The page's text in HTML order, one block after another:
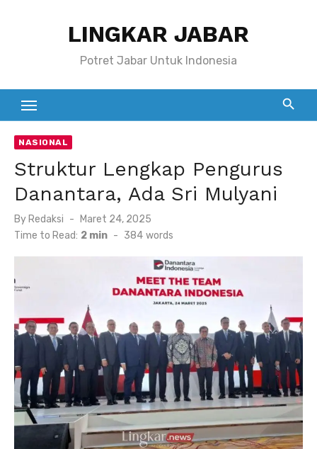
LINGKAR JABAR
Potret Jabar Untuk Indonesia
NASIONAL
Struktur Lengkap Pengurus
Danantara, Ada Sri Mulyani
By Redaksi
Posted
on
Maret 24, 2025
Time to Read: 2 min - 384 words